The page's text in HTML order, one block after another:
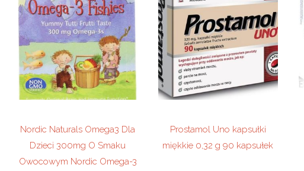
Nordic Naturals Omega3 Dla
Dzieci 300mg O Smaku
Owocowym Nordic Omega-3
Prostamol Uno kapsułki
miękkie 0,32 g 90 kapsułek